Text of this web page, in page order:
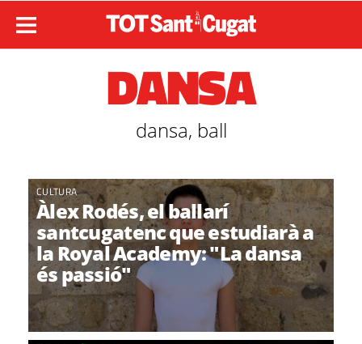
DANSA
dansa, ball
CULTURA
Àlex Rodés, el ballarí
santcugatenc que estudiarà a
la Royal Academy: "La dansa
és passió"